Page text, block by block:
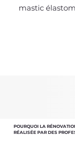
mastic
POURQUOI LA
RÉALISÉE PAR DES